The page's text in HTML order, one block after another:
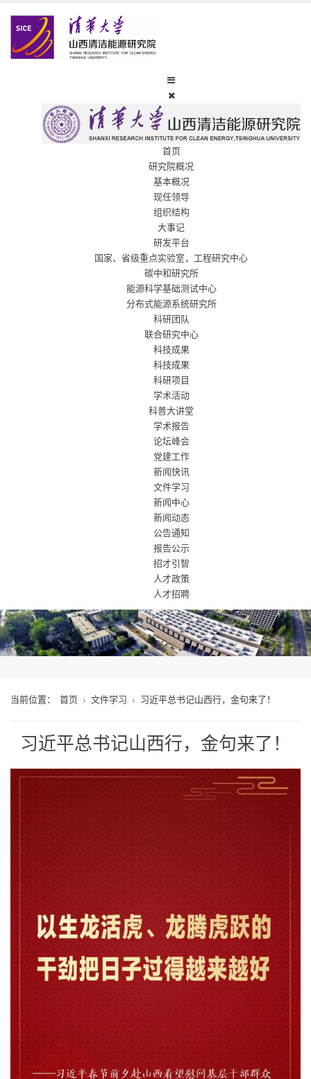
首页
研究院概况
基本概况
现任领导
组织结构
大事记
研发平台
国家、省级重点实验室，工程研究中心
碳中和研究所
能源科学基础测试中心
分布式能源系统研究所
科研团队
联合研究中心
科技成果
科技成果
科研项目
学术活动
科普大讲堂
学术报告
论坛峰会
党建工作
新闻快讯
文件学习
新闻中心
新闻动态
公告通知
报告公示
招才引智
人才政策
人才招聘
当前位置： 首页 文件学习 习近平总书记山西行，金句来了！
习近平总书记山西行，金句来了！